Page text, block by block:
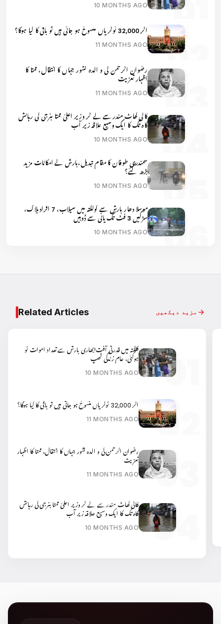
10 MONTHS AGO
اگر 32,000 نوکریاں منسوخ ہو جاتی ہیں تو باقی کا کیا ہوگا؟
11 MONTHS AGO
رضوان الرحمن کی و الدہ کشور جہاں کا انتقال، ممتا کا
اظہار تعزیت
11 MONTHS AGO
کالی گھاٹ مندر سے لے کر وزیر اعلیٰ ممتا بنرجی کی رہائش
گاہ تک کا ایک وسیع علاقہ زیر آب
10 MONTHS AGO
سمندری طوفان کا مقام تبدیل،بارش کے امکانات مزید
بڑھ گئے؟
10 MONTHS AGO
موسلا دھار بارش سے کولکتہ میں سیلاب، 7 افراد ہلاک،
سڑکیں 3 فٹ تک پانی سے ڈوبیں
10 MONTHS AGO
Related Articles مزید دیکھیں
کلکتہ میں قدرتی آفت!بھاری بارش سے تعداد اموات نو
ہوگئی، عام زندگی ٹھپ
10 MONTHS AGO
اگر 32,000 نوکریاں منسوخ ہو جاتی ہیں تو باقی کا کیا ہوگا؟
11 MONTHS AGO
رضوان الرحمن کی و الدہ کشور جہاں کا انتقال، ممتا کا اظہار
تعزیت
11 MONTHS AGO
کالی گھاٹ مندر سے لے کر وزیر اعلیٰ ممتا بنرجی کی رہائش
گاہ تک کا ایک وسیع علاقہ زیر آب
10 MONTHS AGO